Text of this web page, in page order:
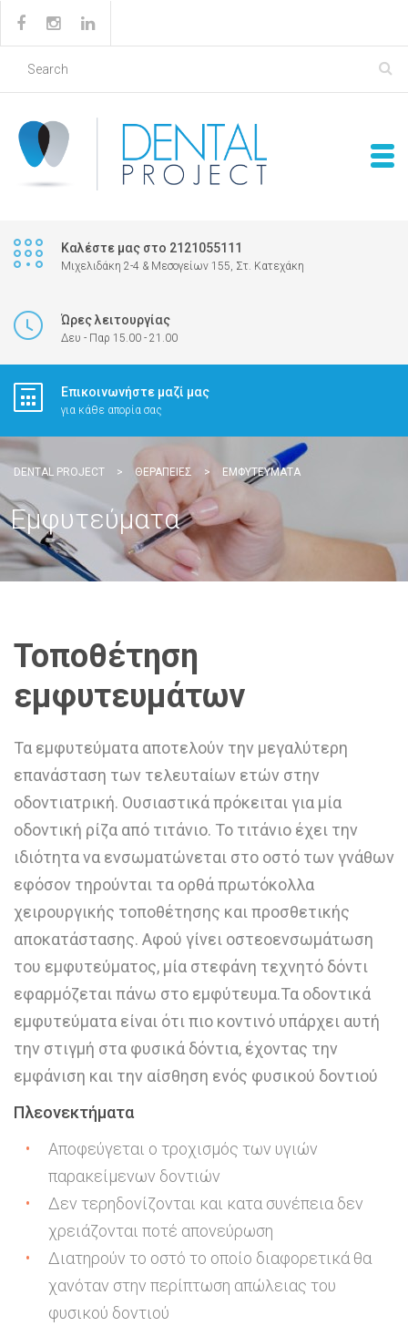
Καλέστε μας στο 2121055111
Μιχελιδάκη 2-4 & Μεσογείων 155, Στ. Κατεχάκη
Ώρες λειτουργίας
Δευ - Παρ 15.00 - 21.00
Επικοινωνήστε μαζί μας
για κάθε απορία σας
DENTAL PROJECT > ΘΕΡΑΠΕΊΕΣ > ΕΜΦΥΤΕΎΜΑΤΑ
Εμφυτεύματα
Τοποθέτηση
εμφυτευμάτων
Τα εμφυτεύματα αποτελούν την μεγαλύτερη
επανάσταση των τελευταίων ετών στην
οδοντιατρική. Ουσιαστικά πρόκειται για μία
οδοντική ρίζα από τιτάνιο. Το τιτάνιο έχει την
ιδιότητα να ενσωματώνεται στο οστό των γνάθων
εφόσον τηρούνται τα ορθά πρωτόκολλα
χειρουργικής τοποθέτησης και προσθετικής
αποκατάστασης. Αφού γίνει οστεοενσωμάτωση
του εμφυτεύματος, μία στεφάνη τεχνητό δόντι
εφαρμόζεται πάνω στο εμφύτευμα.Τα οδοντικά
εμφυτεύματα είναι ότι πιο κοντινό υπάρχει αυτή
την στιγμή στα φυσικά δόντια, έχοντας την
εμφάνιση και την αίσθηση ενός φυσικού δοντιού
Πλεονεκτήματα
Αποφεύγεται ο τροχισμός των υγιών
παρακείμενων δοντιών
Δεν τερηδονίζονται και κατα συνέπεια δεν
χρειάζονται ποτέ απονεύρωση
Διατηρούν το οστό το οποίο διαφορετικά θα
χανόταν στην περίπτωση απώλειας του
φυσικού δοντιού